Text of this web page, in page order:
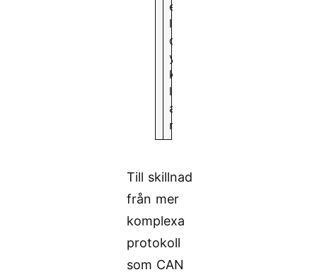
e
l
c
y
k
l
a
r
Till skillnad
från mer
komplexa
protokoll
som CAN